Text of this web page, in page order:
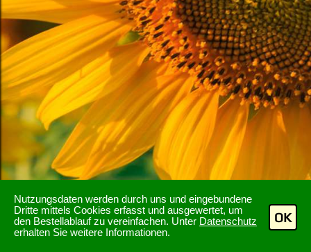
Nutzungsdaten werden durch uns und eingebundene
Dritte mittels Cookies erfasst und ausgewertet, um
den Bestellablauf zu vereinfachen. Unter Datenschutz
erhalten Sie weitere Informationen.
OK